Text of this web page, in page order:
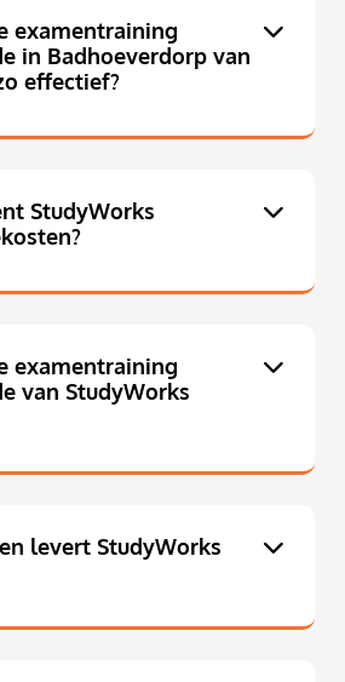
examentraining
in Badhoeverdorp van
effectief?
StudyWorks
examentraining
van StudyWorks
levert StudyWorks